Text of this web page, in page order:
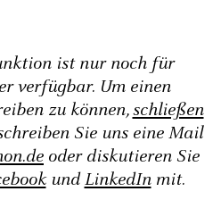
ist nur noch für
verfügbar. Um einen
zu können,schließen
Sie uns eine Mail
oder diskutieren Sie
undLinkedInmit.